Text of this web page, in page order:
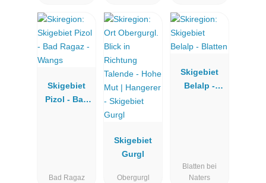
Skigebiet
Pizol - Bad
Bad Ragaz
Skigebiet
Gurgl
Obergurgl
Skigebiet
Belalp -
Blatten bei
Naters